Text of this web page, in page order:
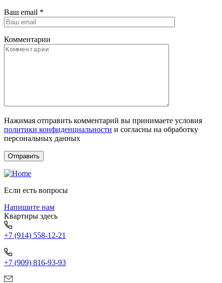
Ваш email *
Комментарии
Нажимая отправить комментарий вы принимаете условия
политики конфиденциальности и согласны на обработку
персональных данных
Если есть вопросы
Напишите нам
Квартиры здесь
+7 (914) 558-12-21
+7 (909) 816-93-93